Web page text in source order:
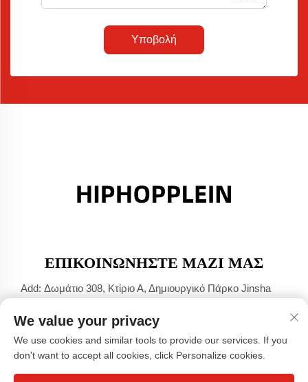
Υποβολή
ΕΠΙΚΟΙΝΩΝΉΣΤΕ ΜΑΖΊ ΜΑΣ
Add: Δωμάτιο 308, Κτίριο Α, Δημιουργικό Πάρκο Jinsha
Τηλ.:+86-17304049586
E-mail:[email protected]
We value your privacy
We use cookies and similar tools to provide our services. If you
don't want to accept all cookies, click Personalize cookies.